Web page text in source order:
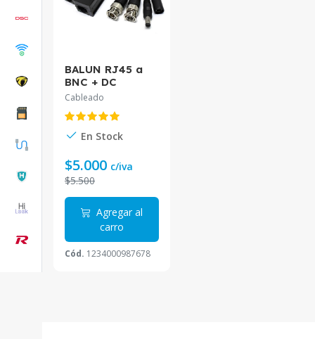
BALUN RJ45 a
BNC + DC
PASIVO 12V
Cableado
En Stock
$5.000 c/iva
$5.500
Agregar al
carro
Cód. 1234000987678